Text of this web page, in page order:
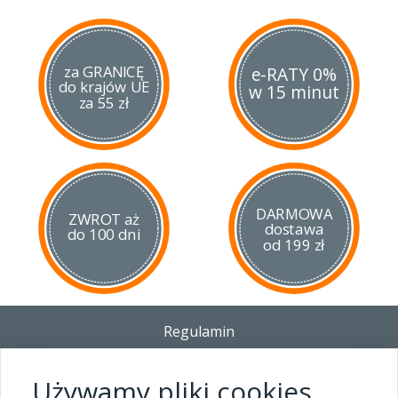
za GRANICĘ
do krajów UE
za 55 zł
e-RATY 0%
w 15 minut
ZWROT aż
do 100 dni
DARMOWA
dostawa
od 199 zł
Regulamin
Polityka prywatności i pliki cookies